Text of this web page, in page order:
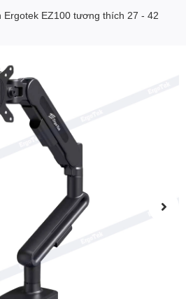
EZ100 tương thích 27 - 42